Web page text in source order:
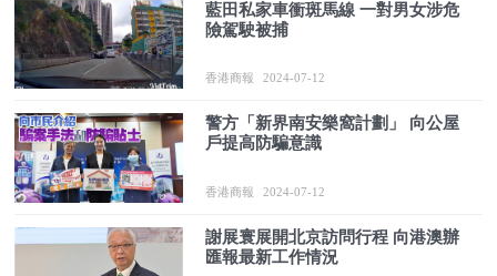
藍田私家車衝斑馬線 一對男女涉危
險駕駛被捕
香港商報 2024-07-12
警方「新界南安樂窩計劃」 向公屋
戶提高防騙意識
香港商報 2024-07-12
謝展寰展開北京訪問行程 向港澳辦
匯報最新工作情況